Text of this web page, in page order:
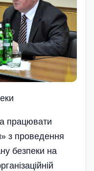
працювати
з проведення
безпеки на